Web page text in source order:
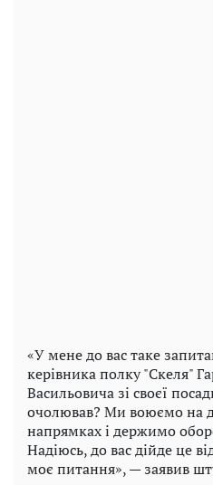
«У мене до вас таке
керівника полку "Скеля"
Васильовича зі своєї
очолював? Ми воюємо на
напрямках і держимо
Надіюсь, до вас дійде це
моє питання», — заявив